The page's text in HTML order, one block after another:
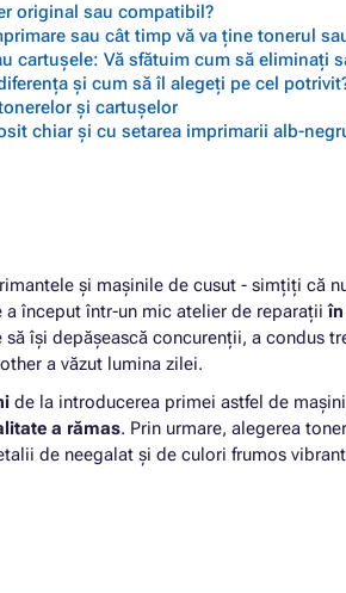
original sau compatibil?
sau cât timp vă va ține tonerul
cartușele: Vă sfătuim cum să eliminați
și cum să îl alegeți pe cel
și cartușelor
chiar și cu setarea imprimarii alb-
și mașinile de cusut - simțiți că
a început într-un mic atelier de reparațiiîn
să își depășească concurenții, a condus
a văzut lumina zilei.
de la introducerea primei astfel de
a rămas. Prin urmare, alegerea
de neegalat și de culori frumos